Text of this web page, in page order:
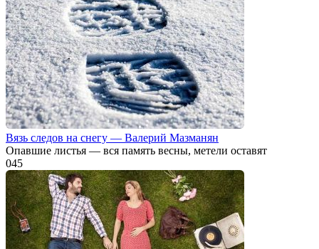
Вязь следов на снегу — Валерий Мазманян
Опавшие листья — вся память весны, метели оставят
045